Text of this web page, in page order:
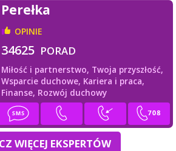
Perełka
OPINIE
34625 PORAD
Miłość i partnerstwo, Twoja przyszłość,
Wsparcie duchowe, Kariera i praca,
Finanse, Rozwój duchowy
WIĘCEJ EKSPERTÓW